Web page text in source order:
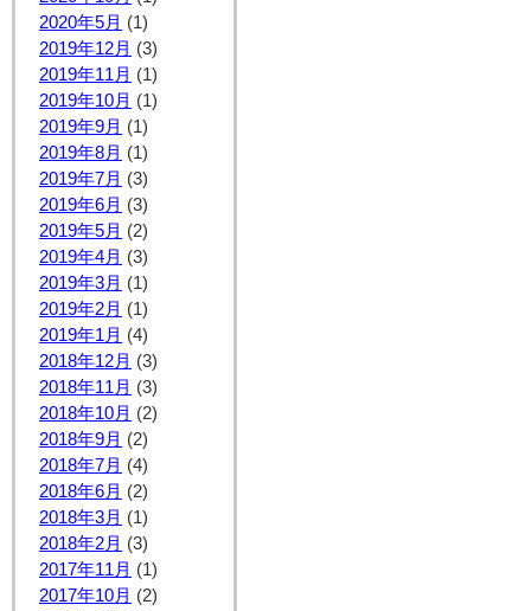
2020年5月 (1)
2019年12月 (3)
2019年11月 (1)
2019年10月 (1)
2019年9月 (1)
2019年8月 (1)
2019年7月 (3)
2019年6月 (3)
2019年5月 (2)
2019年4月 (3)
2019年3月 (1)
2019年2月 (1)
2019年1月 (4)
2018年12月 (3)
2018年11月 (3)
2018年10月 (2)
2018年9月 (2)
2018年7月 (4)
2018年6月 (2)
2018年3月 (1)
2018年2月 (3)
2017年11月 (1)
2017年10月 (2)